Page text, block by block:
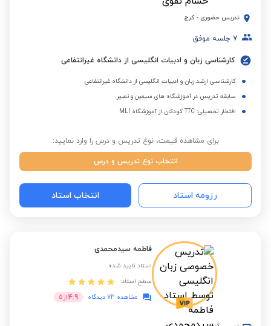
تدریس حضوری - کرج
7 جلسه موفق
کارشناسی زبان و ادبیات انگلیسی از دانشگاه غیرانتفاعی
کارشناسی ارشد زبان و ادبیات انگلیسی از دانشگاه غیرانتفاعی
سابقه تدریس در آموزشگاه های سیمین و نصیر.
افتخار تحصیلی: TTC کودکان از آموزشگاه MLI
برای مشاهده قیمت، نوع تدریس و درس را وارد نمایید:
انتخاب نوع تدریس و درس
رزومه استاد انتخاب استاد
فاطمه سیدمحمدی
استاد تایید شده
سطح استاد:
مشاهده 73 دیدگاه
4.9 از 5